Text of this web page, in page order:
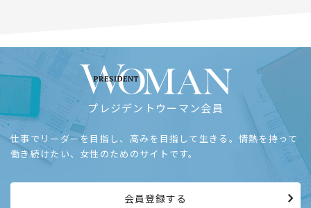
プレジデントウーマン会員
仕事でリーダーを目指し、高みを目指して生きる。情熱を持って
働き続けたい、女性のためのサイトです。
会員登録する